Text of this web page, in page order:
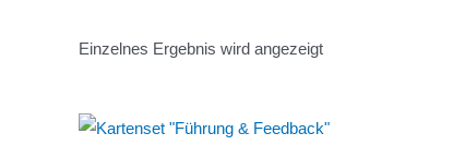
Einzelnes Ergebnis wird angezeigt